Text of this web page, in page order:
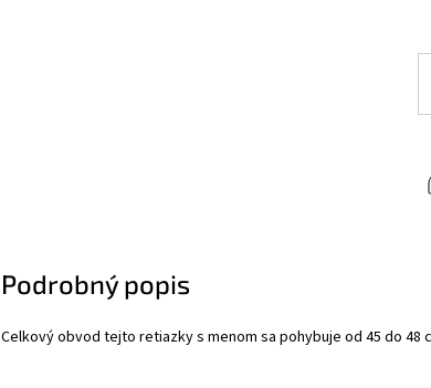
Podrobný popis
Celkový obvod tejto retiazky s menom sa pohybuje od 45 do 48